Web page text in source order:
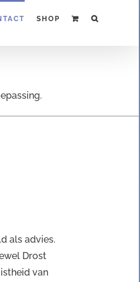
SHOP
als advies.
Drost
van